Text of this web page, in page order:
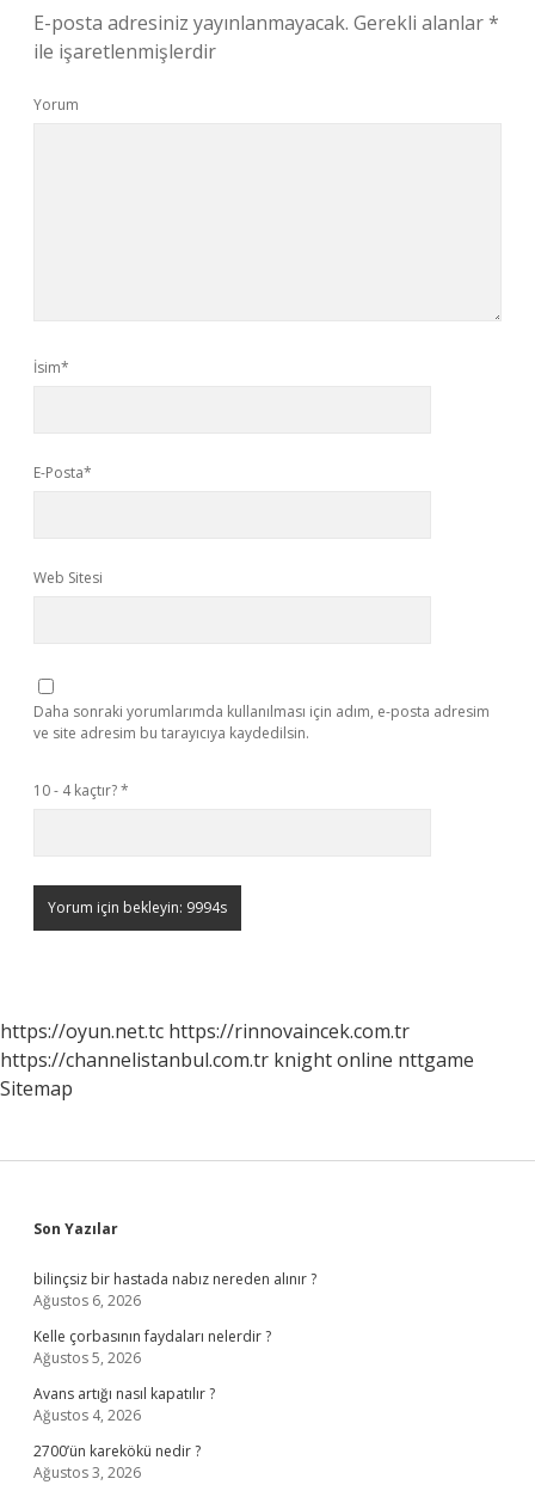
E-posta adresiniz yayınlanmayacak. Gerekli alanlar*
ile işaretlenmişlerdir
Yorum
İsim*
E-Posta*
Web Sitesi
Daha sonraki yorumlarımda kullanılması için adım, e-posta adresim
ve site adresim bu tarayıcıya kaydedilsin.
10 - 4 kaçtır?*
https://oyun.net.tc https://rinnovaincek.com.tr
https://channelistanbul.com.tr knight online nttgame
Sitemap
Sidebar
Son Yazılar
bilinçsiz bir hastada nabız nereden alınır ?
Ağustos 6, 2026
Kelle çorbasının faydaları nelerdir ?
Ağustos 5, 2026
Avans artığı nasıl kapatılır ?
Ağustos 4, 2026
2700’ün karekökü nedir ?
Ağustos 3, 2026